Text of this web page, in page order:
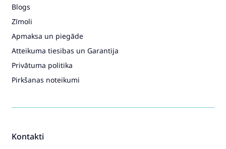
Kontakti
Blogs
Zīmoli
Apmaksa un piegāde
Atteikuma tiesibas un Garantija
Privātuma politika
Pirkšanas noteikumi